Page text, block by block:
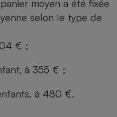
moyen a été fixée
selon le type de
€ ;
à 355 € ;
à 480 €.